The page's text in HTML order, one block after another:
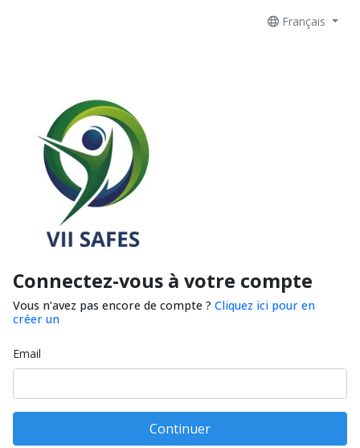
Français
Connectez-vous à votre compte
Vous n’avez pas encore de compte ? Cliquez ici pour en
créer un
Email
Continuer